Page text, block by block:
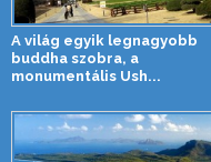
A világ egyik legnagyobb
buddha szobra, a
monumentális Ush...